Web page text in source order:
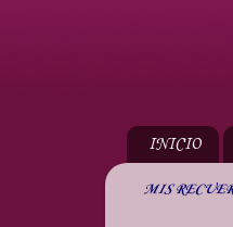
INICIO
MIS